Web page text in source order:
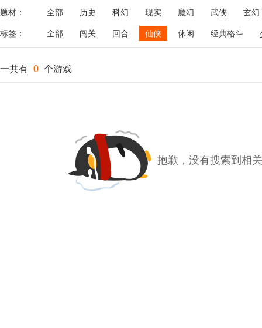
飞行
恋爱 第三人称射击 棋类 牌类 麻将
题材： 全部 历史 科幻 现实 魔幻 武侠 玄幻
标签： 全部 闯关 回合 仙侠 休闲 经典格斗
一共有 0 个游戏
抱歉，没有搜索到相